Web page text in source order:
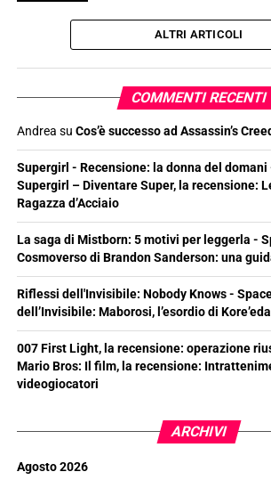
ALTRI ARTICOLI
COMMENTI RECENTI
Andrea su Cos’è successo ad Assassin’s
Supergirl - Recensione: la donna del
Supergirl – Diventare Super, la recensione:
Ragazza d’Acciaio
La saga di Mistborn: 5 motivi per leggerla -
Cosmoverso di Brandon Sanderson: una
Riflessi dell'Invisibile: Nobody Knows -
dell’Invisibile: Maborosi, l’esordio di Kore’eda
007 First Light, la recensione: operazione
Mario Bros: Il film, la recensione:
videogiocatori
ARCHIVI
Agosto 2026